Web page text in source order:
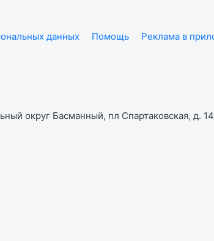
данных Помощь Реклама в
округ Басманный, пл Спартаковская, д.